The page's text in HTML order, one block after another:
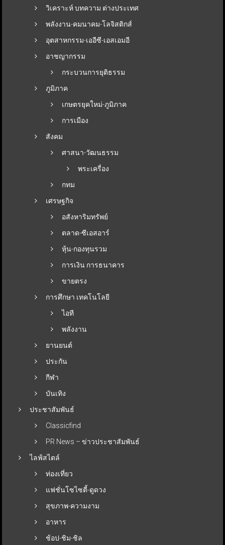
วิเคราะห์ บทความ ต่างประเทศ
พลังงาน-คมนาคม-โลจิสติกส์
อุตสาหกรรม-เออีซี-เอสเอมอี
อาชญากรรม
กระบวนการยุติธรรม
ภูมิภาค
เกษตรยุคใหม่-ภูมิภาค
การเมือง
สังคม
ศาสนา-วัฒนธรรม
พระเครื่อง
กทม
เศรษฐกิจ
อสังหาริมทรัพย์
ตลาด-ซีเอสอาร์
หุ้น-กองทุนรวม
การเงิน การธนาคาร
ขายตรง
การศึกษา เทคโนโลยี
ไอที
พลังงาน
ยานยนต์
ประกัน
กีฬา
บันเทิง
ประชาสัมพันธ์
Classicfind
PR News – ข่าวประชาสัมพันธ์
ไลฟ์สไตล์
ท่องเที่ยว
แฟชั่นโซไซตี้-ดูดวง
สุขภาพ-ความงาม
อาหาร
ช้อป-ชิม-ชิล